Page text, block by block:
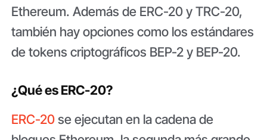
Ethereum. Además de ERC-20 y TRC-20,
también hay opciones como los estándares
de tokens criptográficos BEP-2 y BEP-20.
¿Qué es ERC-20?
ERC-20se ejecutan en la cadena de